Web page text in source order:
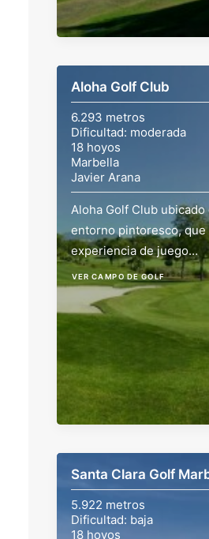
Aloha Golf Club
6.293 metros
Dificultad: moderada
18 hoyos
Marbella
Javier Arana
Aloha Golf Club ubicado
entorno pintoresco, que
experiencia de juego…
VER CAMPO DE GOLF
Santa Clara Golf
5.922 metros
Dificultad: baja
18 hoyos